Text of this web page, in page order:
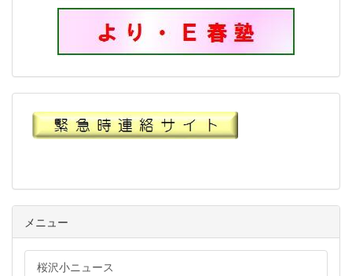
メニュー
桜沢小ニュース